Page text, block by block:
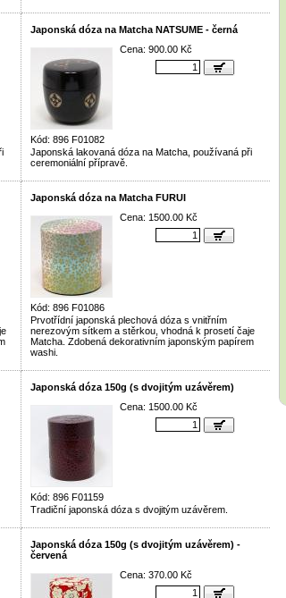
Japonská dóza na Matcha NATSUME - černá
Kód: 896 F01082
Cena: 900.00 Kč
Japonská lakovaná dóza na Matcha, používaná při
ceremoniální přípravě.
Japonská dóza na Matcha FURUI
Kód: 896 F01086
Cena: 1500.00 Kč
Prvotřídní japonská plechová dóza s vnitřním
nerezovým sítkem a stěrkou, vhodná k prosetí čaje
Matcha. Zdobená dekorativním japonským papírem
washi.
Japonská dóza 150g (s dvojitým uzávěrem)
Kód: 896 F01159
Cena: 1500.00 Kč
Tradiční japonská dóza s dvojitým uzávěrem.
Japonská dóza 150g (s dvojitým uzávěrem) -
červená
Cena: 370.00 Kč